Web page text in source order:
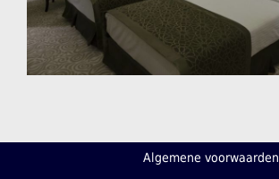
Algemene voorwaarden